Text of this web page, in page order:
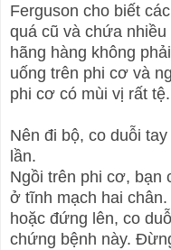
Ferguson cho biết
quá cũ và chứa
hãng hàng không
uống trên phi cơ và
phi cơ có mùi vị rất tệ.
Nên đi bộ, co duỗi
lần.
Ngồi trên phi cơ, bạn
ở tĩnh mạch hai
hoặc đứng lên, co
chứng bệnh này.